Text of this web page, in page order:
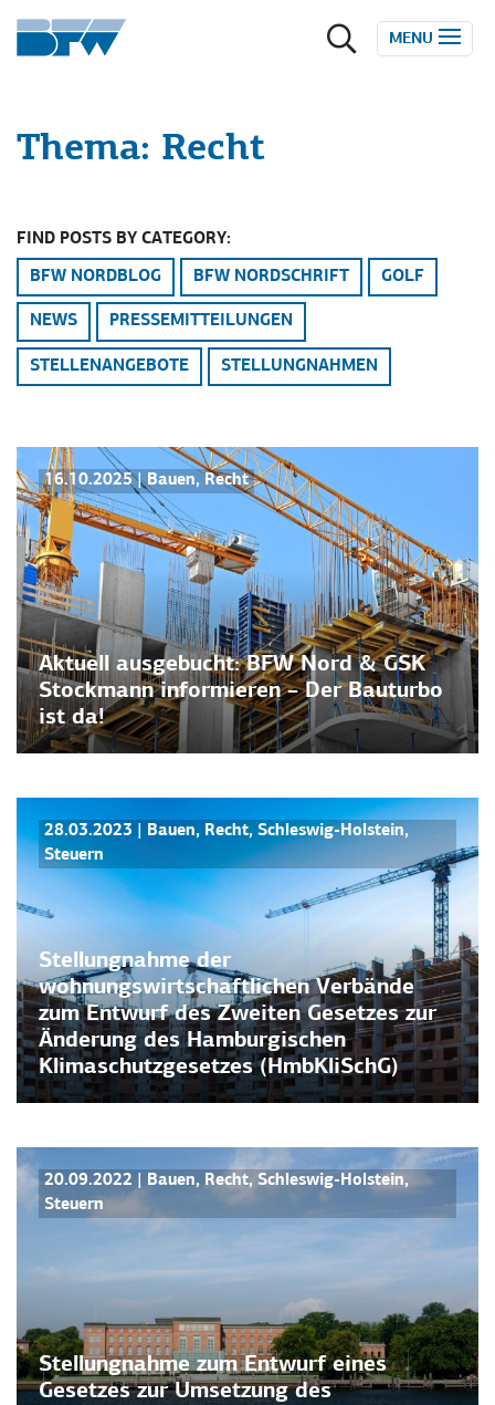
Zum Inhalt springen
MENU
Thema: Recht
FIND POSTS BY CATEGORY:
BFW NORDBLOG BFW NORDSCHRIFT GOLF
NEWS PRESSEMITTEILUNGEN
STELLENANGEBOTE STELLUNGNAHMEN
16.10.2025 |Bauen, Recht
Aktuell ausgebucht: BFW Nord & GSK
Stockmann informieren – Der Bauturbo
ist da!
28.03.2023 Bauen, Recht, Schleswig-Holstein,
Steuern
Stellungnahme der
wohnungswirtschaftlichen Verbände
zum Entwurf des Zweiten Gesetzes zur
Änderung des Hamburgischen
Klimaschutzgesetzes (HmbKliSchG)
STELLUNGNAHMEN
20.09.2022 Bauen, Recht, Schleswig-Holstein,
Steuern
Stellungnahme zum Entwurf eines
Gesetzes zur Umsetzung des